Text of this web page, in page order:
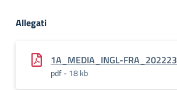
Allegati
1A_MEDIA_INGL-FRA_202223
pdf - 18 kb